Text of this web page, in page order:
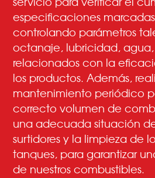
especificaciones
controlando parámetros
octanaje, lubricidad,
relacionados con la
los productos. Además,
mantenimiento periódico
correcto volumen de
una adecuada situación
surtidores y la limpieza de
tanques, para garantizar
de nuestros combustibles.